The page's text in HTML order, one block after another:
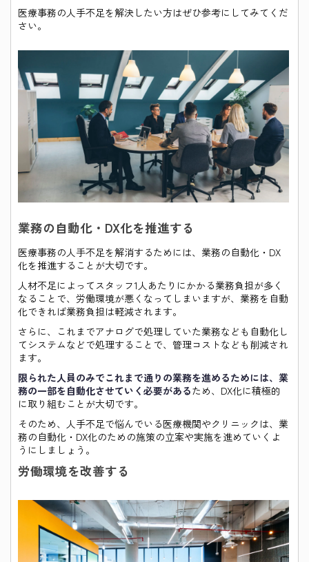
医療事務の人手不足を解決したい方はぜひ参考にしてみてくだ
さい。
業務の自動化・DX化を推進する
医療事務の人手不足を解消するためには、業務の自動化・DX
化を推進することが大切です。
人材不足によってスタッフ1人あたりにかかる業務負担が多く
なることで、労働環境が悪くなってしまいますが、業務を自動
化できれば業務負担は軽減されます。
さらに、これまでアナログで処理していた業務なども自動化し
てシステムなどで処理することで、管理コストなども削減され
ます。
限られた人員のみでこれまで通りの業務を進めるためには、業
務の一部を自動化させていく必要があるため、DX化に積極的
に取り組むことが大切です。
そのため、人手不足で悩んでいる医療機関やクリニックは、業
務の自動化・DX化のための施策の立案や実施を進めていくよ
うにしましょう。
労働環境を改善する